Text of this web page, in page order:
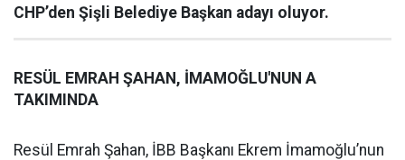
CHP’den Şişli Belediye Başkan adayı oluyor.
RESÜL EMRAH ŞAHAN, İMAMOĞLU'NUN A
TAKIMINDA
Resül Emrah Şahan, İBB Başkanı Ekrem İmamoğlu’nun